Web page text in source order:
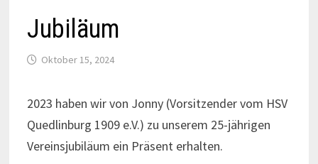
Jubiläum
Oktober 15, 2024
2023 haben wir von Jonny (Vorsitzender vom HSV
Quedlinburg 1909 e.V.) zu unserem 25-jährigen
Vereinsjubiläum ein Präsent erhalten.